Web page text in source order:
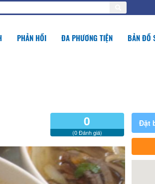
PHẢN HỒI ĐA PHƯƠNG TIỆN BẢN ĐỒ
0
(0 Đánh giá)
Đặt